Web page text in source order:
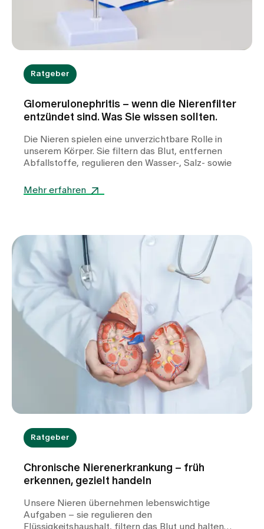
Steinbildungen zu verringern.
Ratgeber
Glomerulonephritis – wenn die Nierenfilter
entzündet sind. Was Sie wissen sollten.
Die Nieren spielen eine unverzichtbare Rolle in
unserem Körper. Sie filtern das Blut, entfernen
Abfallstoffe, regulieren den Wasser-, Salz- sowie
Erkrankungen können die empfindlichen
Entzündung, die die Filterfunktion der Nieren stört
und dadurch ernsthafte gesundheitliche Folgen
haben kann.
Im Spital Zollikerberg bieten wir Betroffenen eine
umfassende Betreuung – von der genauen
Diagnostik über individuell abgestimmte Therapien
bis hin zu einer ganzheitlichen Begleitung im Alltag.
In diesem Beitrag erfahren Sie, was
Glomerulonephritis ist, welche Symptome
auftreten können, wie wir die Erkrankung
diagnostizieren und behandeln – und was
Betroffene selbst tun können, um gut damit zu
Mehr erfahren
Ratgeber
Chronische Nierenerkrankung – früh
erkennen, gezielt handeln
Unsere Nieren übernehmen lebenswichtige
Aufgaben – sie regulieren den
Flüssigkeitshaushalt, filtern das Blut und halten